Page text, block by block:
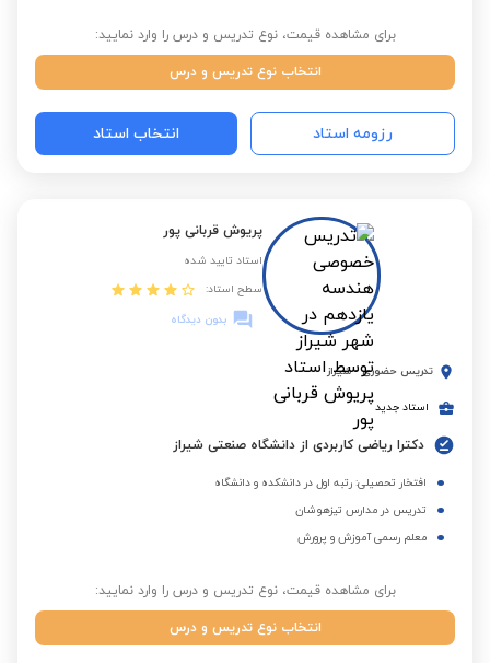
برای مشاهده قیمت، نوع تدریس و درس را وارد نمایید:
انتخاب نوع تدریس و درس
رزومه استاد انتخاب استاد
پریوش قربانی پور
استاد تایید شده
سطح استاد:
بدون دیدگاه
تدریس حضوری - شیراز
استاد جدید
دکترا ریاضی کاربردی از دانشگاه صنعتی شیراز
افتخار تحصیلی: رتبه اول در دانشکده و دانشگاه
تدریس در مدارس تیزهوشان
معلم رسمی آموزش و پرورش
برای مشاهده قیمت، نوع تدریس و درس را وارد نمایید:
انتخاب نوع تدریس و درس